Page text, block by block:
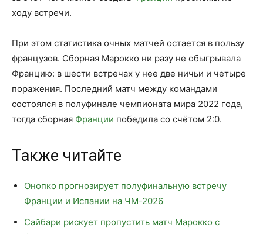
ходу встречи.
При этом статистика очных матчей остается в пользу
французов. Сборная Марокко ни разу не обыгрывала
Францию: в шести встречах у нее две ничьи и четыре
поражения. Последний матч между командами
состоялся в полуфинале чемпионата мира 2022 года,
тогда сборная Франции победила со счётом 2:0.
Также читайте
Онопко прогнозирует полуфинальную встречу
Франции и Испании на ЧМ-2026
Сайбари рискует пропустить матч Марокко с